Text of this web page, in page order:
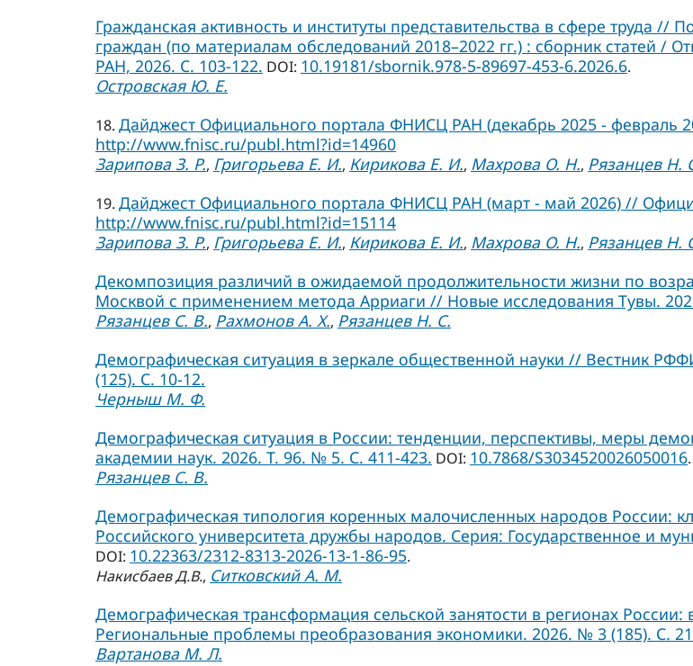
Гражданская активность и институты представительства в сфере труда //
граждан (по материалам обследований 2018–2022 гг.) : сборник
РАН, 2026. C. 103-122. DOI: 10.19181/sbornik.978-5-89697-453-6.2026.6.
Островская Ю. Е.
18. Дайджест Официального портала ФНИСЦ РАН (декабрь 2025 - февраль
http://www.fnisc.ru/publ.html?id=14960
Зарипова З. Р., Григорьева Е. И., Кирикова Е. И., Махрова О. Н., Рязанцев Н.
19. Дайджест Официального портала ФНИСЦ РАН (март - май 2026) //
http://www.fnisc.ru/publ.html?id=15114
Зарипова З. Р., Григорьева Е. И., Кирикова Е. И., Махрова О. Н., Рязанцев Н.
Декомпозиция различий в ожидаемой продолжительности жизни по
Москвой с применением метода Арриаги // Новые исследования Тувы.
Рязанцев С. В., Рахмонов А. Х., Рязанцев Н. С.
Демографическая ситуация в зеркале общественной науки // Вестник
(125). С. 10-12.
Черныш М. Ф.
Демографическая ситуация в России: тенденции, перспективы, меры
академии наук. 2026. Т. 96. № 5. С. 411-423. DOI: 10.7868/S3034520026050016.
Рязанцев С. В.
Демографическая типология коренных малочисленных народов России:
Российского университета дружбы народов. Серия: Государственное и
DOI: 10.22363/2312-8313-2026-13-1-86-95.
Накисбаев Д.В., Ситковский А. М.
Демографическая трансформация сельской занятости в регионах
Региональные проблемы преобразования экономики. 2026. № 3 (185). С.
Вартанова М. Л.